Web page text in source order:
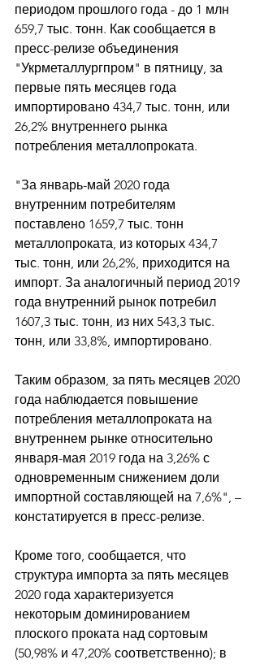
периодом прошлого года - до 1 млн
659,7 тыс. тонн. Как сообщается в
пресс-релизе объединения
"Укрметаллургпром" в пятницу, за
первые пять месяцев года
импортировано 434,7 тыс. тонн, или
26,2% внутреннего рынка
потребления металлопроката.
"За январь-май 2020 года
внутренним потребителям
поставлено 1659,7 тыс. тонн
металлопроката, из которых 434,7
тыс. тонн, или 26,2%, приходится на
импорт. За аналогичный период 2019
года внутренний рынок потребил
1607,3 тыс. тонн, из них 543,3 тыс.
тонн, или 33,8%, импортировано.
Таким образом, за пять месяцев 2020
года наблюдается повышение
потребления металлопроката на
внутреннем рынке относительно
января-мая 2019 года на 3,26% с
одновременным снижением доли
импортной составляющей на 7,6%", –
констатируется в пресс-релизе.
Кроме того, сообщается, что
структура импорта за пять месяцев
2020 года характеризуется
некоторым доминированием
плоского проката над сортовым
(50,98% и 47,20% соответственно); в